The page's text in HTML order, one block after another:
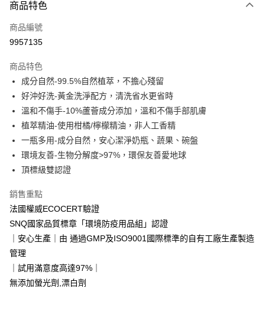
POYA支付
信用卡一次付款
LINE Pay
Apple Pay
街口支付
悠遊付
Google Pay
【關於「AFTEE先享後付」】
AFTEE先享後付是「在收到商品之後才付款」的支付方式。 讓您購物簡單
便利好安心！
１．簡單：不需註冊會員、不需綁卡、不需儲值。
２．便利：只要手機號碼，簡訊認證，即可結帳。
３．安心：先確認商品／服務後，再付款。
即享券
運送方式
全家取貨付款
每筆NT$65，滿NT$390(含以上)免運費
商品特色
商品編號
9957135
商品特色
成分自然-99.5%自然植萃，不擔心殘留
好沖好洗-黃金洗淨配方，清洗省水更省時
溫和不傷手-10%蘆薈成分添加，溫和不傷手部肌膚
植萃精油-使用柑橘/檸檬精油，非人工香精
一瓶多用-成分自然，安心潔淨奶瓶、蔬果、碗盤
環境友善-生物分解度>97%，環保友善愛地球
頂標級雙認證
銷售重點
法國權威ECOCERT驗證
SNQ國家品質標章「環境防疫用品組」認證
｜安心生產｜由 通過GMP及ISO9001國際標準的自有工廠生產製造
管理
｜試用滿意度高達97%｜
無添加螢光劑,漂白劑